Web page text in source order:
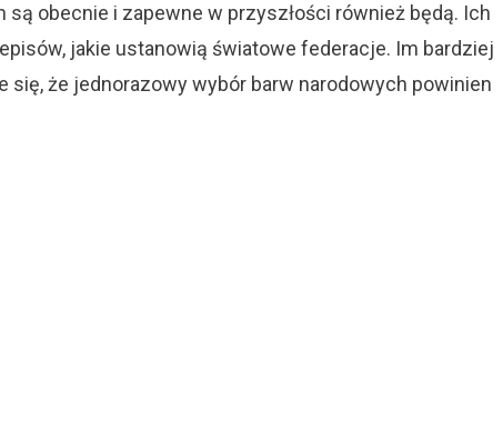
obecnie i zapewne w przyszłości również będą. Ich
jakie ustanowią światowe federacje. Im bardziej
że jednorazowy wybór barw narodowych powinien